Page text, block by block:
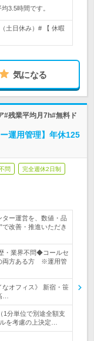
3.5時間です。
土日休み）# 【 休暇
気になる
#残業平均月7h#無料ド
運用管理】年休125
問 完全週休2日制
ター運営を、数値・品
で改善・推進いただき
・業界不問◆コールセ
両方ある方 ※運用管
なオフィス》 新宿・笹
…
1分単位で別途全額支
を考慮の上決定…